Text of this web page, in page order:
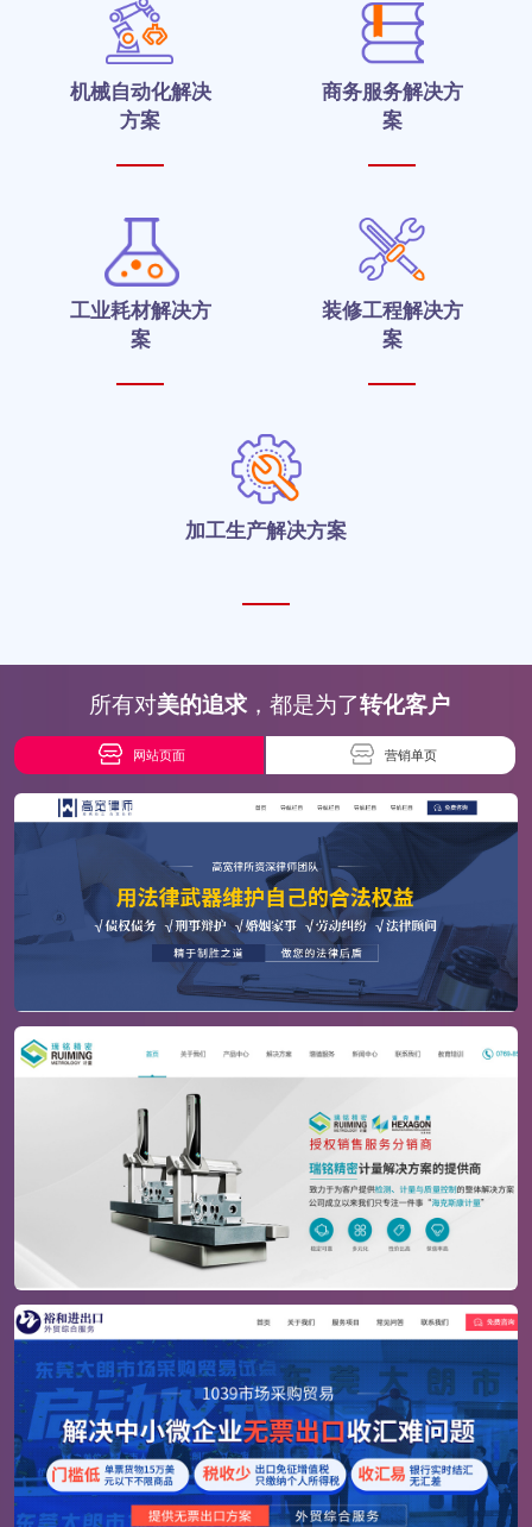
机械自动化解决
方案
商务服务解决方
案
工业耗材解决方
案
装修工程解决方
案
加工生产解决方案
所有对美的追求 ，都是为了转化客户
网站页面 营销单页